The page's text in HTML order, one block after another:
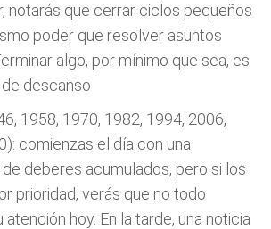
notarás que cerrar ciclos pequeños
poder que resolver asuntos
algo, por mínimo que sea, es
descanso
1958, 1970, 1982, 1994, 2006,
comienzas el día con una
deberes acumulados, pero si los
prioridad, verás que no todo
atención hoy. En la tarde, una noticia